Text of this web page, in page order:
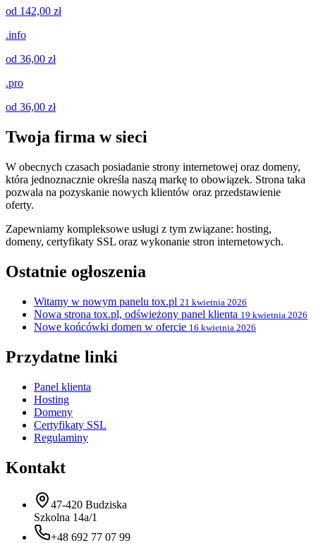
od 142,00 zł
.info
od 36,00 zł
.pro
od 36,00 zł
Twoja firma w sieci
W obecnych czasach posiadanie strony internetowej oraz domeny,
która jednoznacznie określa naszą markę to obowiązek. Strona taka
pozwala na pozyskanie nowych klientów oraz przedstawienie
oferty.
Zapewniamy kompleksowe usługi z tym związane: hosting,
domeny, certyfikaty SSL oraz wykonanie stron internetowych.
Ostatnie ogłoszenia
Witamy w nowym panelu tox.pl 21 kwietnia 2026
Nowa strona tox.pl, odświeżony panel klienta 19 kwietnia 2026
Nowe końcówki domen w ofercie 16 kwietnia 2026
Przydatne linki
Panel klienta
Hosting
Domeny
Certyfikaty SSL
Regulaminy
Kontakt
47-420 Budziska
Szkolna 14a/1
+48 692 77 07 99